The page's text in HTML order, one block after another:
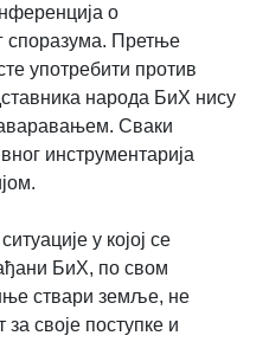
о
споразума. Претње
употребити против
народа БиХ нису
Сваки
инструментарија
у којој се
БиХ, по свом
ствари земље, не
своје поступке и